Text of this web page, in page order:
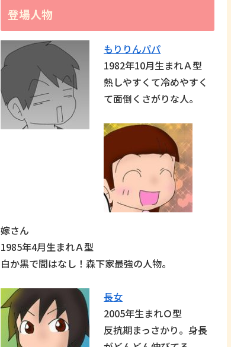
登場人物
もりりんパパ
1982年10月生まれＡ型
熱しやすくて冷めやすく
て面倒くさがりな人。
嫁さん
1985年4月生まれＡ型
白か黒で間はなし！森下家最強の人物。
長女
2005年生まれＯ型
反抗期まっさかり。身長